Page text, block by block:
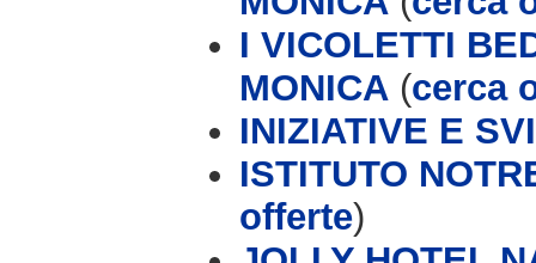
I VICOLETTI
MONICA (cerca
INIZIATIVE E
ISTITUTO
offerte)